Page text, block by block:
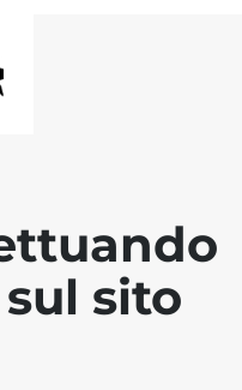
sito